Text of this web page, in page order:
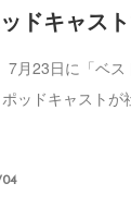
ドキャス
月23日に「ベス
ッドキャストが